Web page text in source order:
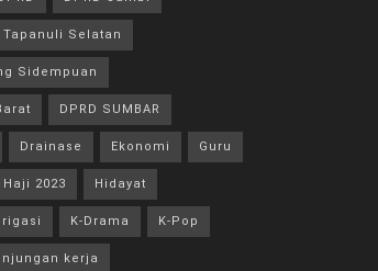
Tapanuli Selatan
Sidempuan
DPRD SUMBAR
Drainase Ekonomi Guru
Haji 2023 Hidayat
Irigasi K-Drama K-Pop
kerja